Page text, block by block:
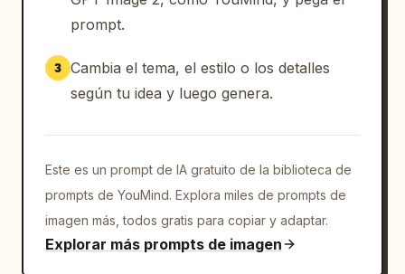
extraído de un video corto. Prohibido el
estilo de póster de película. Prohibida la
iluminación dramática. Prohibidos los efectos
de profundidad de campo excesivos. No
estilo de foto publicitaria. Evita el
Prioriza la extraña realidad de "un video
misterioso que apareció accidentalmente en
las redes sociales", "por alguna razón nadie
se sorprende" y "solo la persona misma está
prompt.
3 Cambia el tema, el estilo o los detalles
según tu idea y luego genera.
Este es un prompt de IA gratuito de la biblioteca de
prompts de YouMind. Explora miles de prompts de
imagen más, todos gratis para copiar y adaptar.
Explorar más prompts de imagen